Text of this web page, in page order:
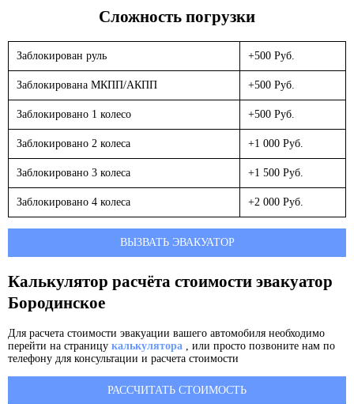
Сложность погрузки
Заблокирован руль +500 Руб.
Заблокирована МКПП/АКПП +500 Руб.
Заблокировано 1 колесо +500 Руб.
Заблокировано 2 колеса +1 000 Руб.
Заблокировано 3 колеса +1 500 Руб.
Заблокировано 4 колеса +2 000 Руб.
ВЫЗВАТЬ ЭВАКУАТОР
Калькулятор расчёта стоимости эвакуатор
Бородинское
Для расчета стоимости эвакуации вашего автомобиля необходимо
перейти на страницу калькулятора , или просто позвоните нам по
телефону для консультации и расчета стоимости
РАССЧИТАТЬ СТОИМОСТЬ